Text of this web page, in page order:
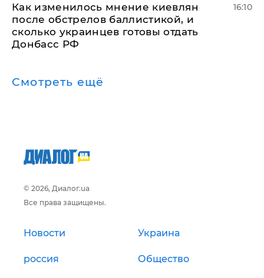
Как изменилось мнение киевлян
после обстрелов баллистикой, и
сколько украинцев готовы отдать
Донбасс РФ
16:10
Смотреть ещё
© 2026, Диалог.ua
Все права защищены.
Новости Украина
россия Общество